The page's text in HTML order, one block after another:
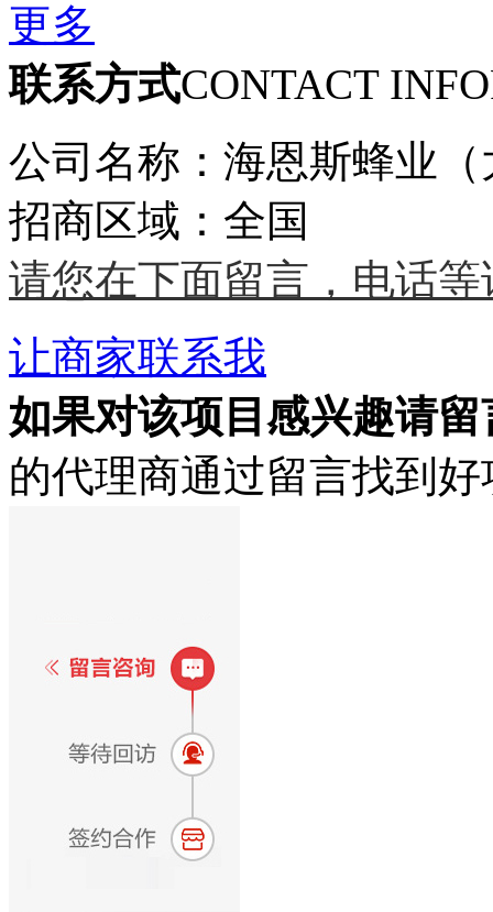
更多
联系方式CONTACT
公司名称：海恩斯蜂业
招商区域：全国
请您在下面留言，电话
让商家联系我
如果对该项目感兴趣请留
的代理商通过留言找到